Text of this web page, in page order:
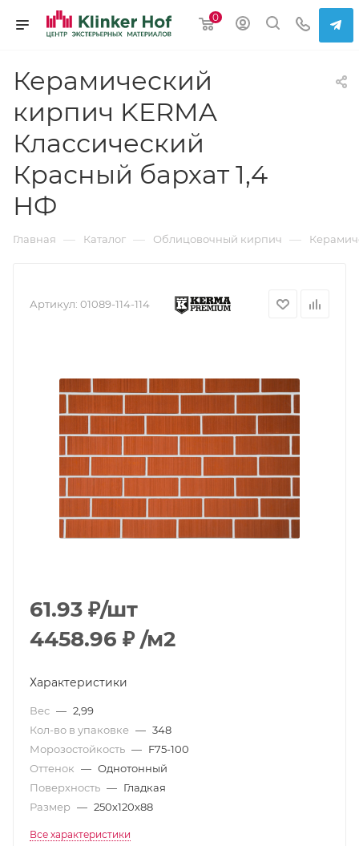
0
Керамический
кирпич KERMA
Классический
Красный бархат 1,4
НФ
Главная — Каталог — Облицовочный кирпич —
Артикул: 01089-114-114
61.93 ₽/шт
4458.96 ₽ /м2
Характеристики
Вес — 2,99
Кол-во в упаковке — 348
Морозостойкость — F75-100
Оттенок — Однотонный
Поверхность — Гладкая
Размер — 250х120х88
Все характеристики